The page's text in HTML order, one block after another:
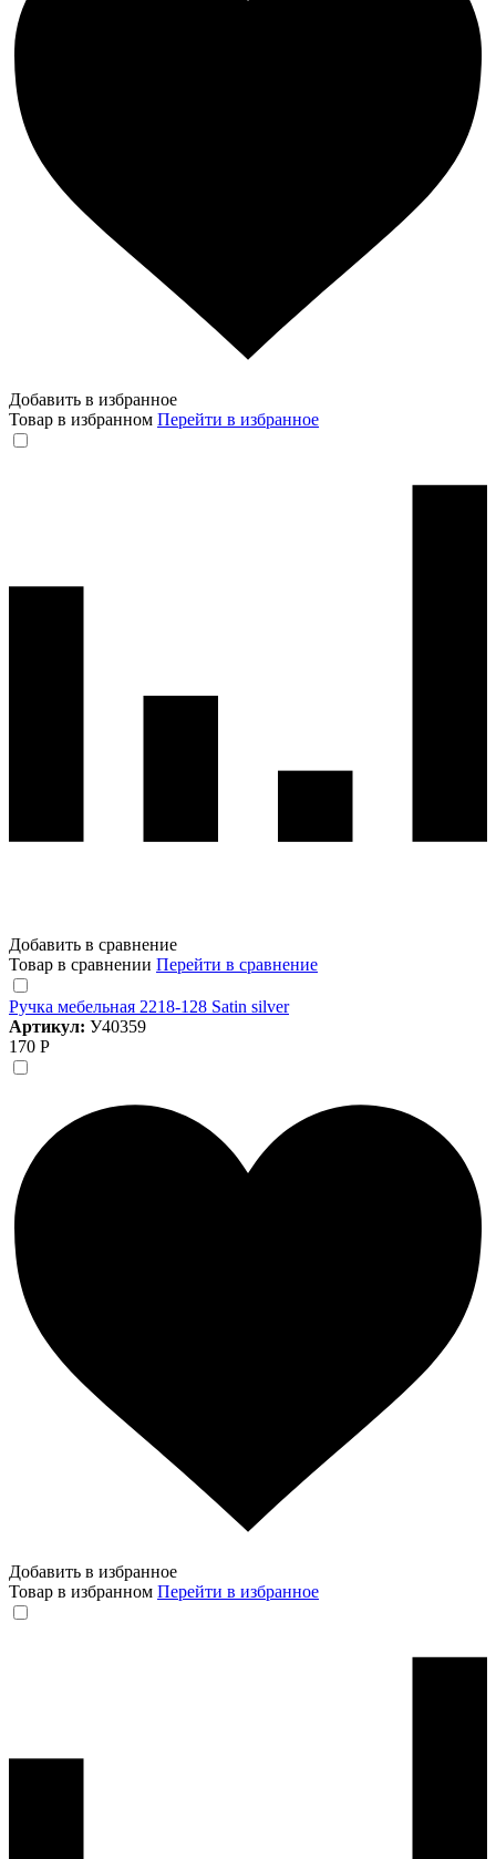
Добавить в избранное
Товар в избранном Перейти в избранное
Добавить в сравнение
Товар в сравнении Перейти в сравнение
Ручка мебельная 2218-128 Satin silver
Артикул: У40359
170 Р
Добавить в избранное
Товар в избранном Перейти в избранное